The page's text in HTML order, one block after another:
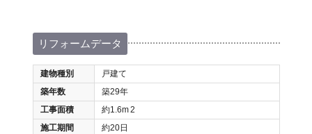
リフォームデータ
建物種別
戸建て
築年数
築29年
工事面積
約1.6m2
施工期間
約20日